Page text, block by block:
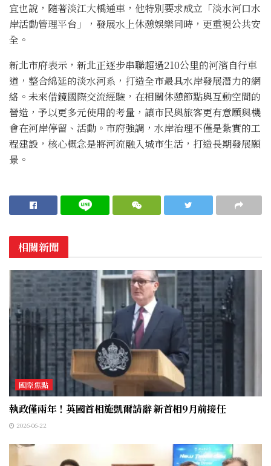
宜也說，隨著淡江大橋通車，他特別要求成立「淡水河口水
岸活動管理平台」，發展水上休憩娛樂同時，更重視公共安
全。
新北市府表示，新北正逐步串聯超過210公里的河濱自行車
道，整合綿延的淡水河系，打造全市最具水岸發展潛力的網
絡。未來借鏡國際交流經驗，在相關休憩節點與互動空間的
營造，予以更多元使用的考量，讓市民與旅客更有意願與機
會在河岸停留、活動。市府強調，水岸治理不僅是紮實的工
程建設，核心概念是將河流融入城市生活，打造長期發展願
景。
相關新聞
國際焦點
執政僅兩年！英國首相施凱爾請辭 新首相9月前接任
2026-06-22